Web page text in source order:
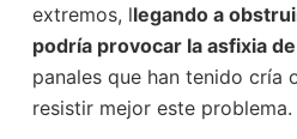
extremos, llegando a
podría provocar la asfixia
panales que han tenido cría
resistir mejor este problema.